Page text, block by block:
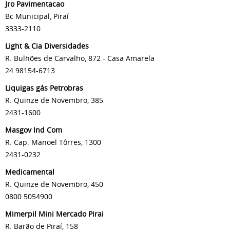
Jro Pavimentacao
Bc Municipal, Piraí
3333-2110
Light & Cia Diversidades
R. Bulhões de Carvalho, 872 - Casa Amarela
24 98154-6713
Liquigas gás Petrobras
R. Quinze de Novembro, 385
2431-1600
Masgov Ind Com
R. Cap. Manoel Tôrres, 1300
2431-0232
Medicamental
R. Quinze de Novembro, 450
0800 5054900
Mimerpil Mini Mercado Pirai
R. Barão de Piraí, 158